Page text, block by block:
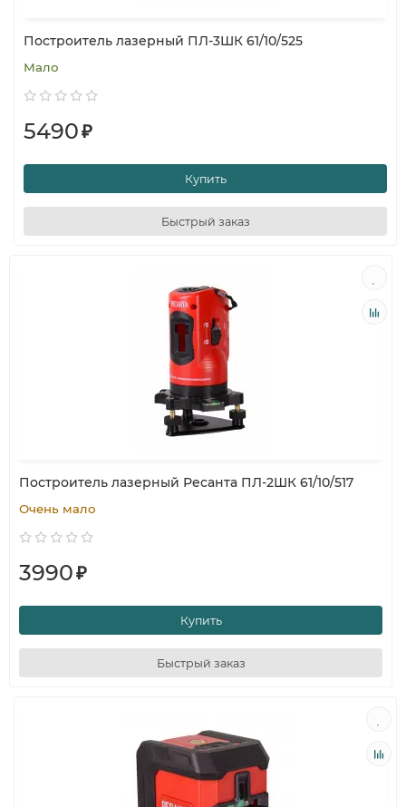
Построитель лазерный ПЛ-3ШК 61/10/525
Мало
5490₽
Купить
Быстрый заказ
Построитель лазерный Ресанта ПЛ-2ШК 61/10/517
Очень мало
3990₽
Купить
Быстрый заказ